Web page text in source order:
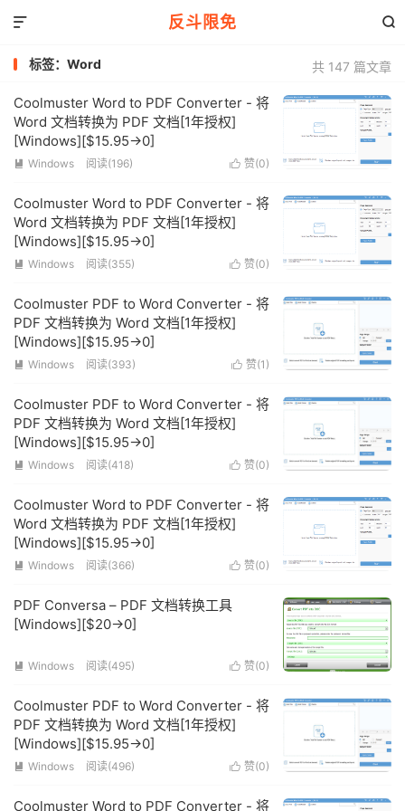
反斗限免 

共 147 篇文章
标签：Word
Coolmuster Word to PDF Converter - 将
Word 文档转换为 PDF 文档[1年授权]
[Windows][$15.95→0]
 赞(0)
 Windows 阅读(196)
Coolmuster Word to PDF Converter - 将
Word 文档转换为 PDF 文档[1年授权]
[Windows][$15.95→0]
 赞(0)
 Windows 阅读(355)
Coolmuster PDF to Word Converter - 将
PDF 文档转换为 Word 文档[1年授权]
[Windows][$15.95→0]
 赞(1 )
 Windows 阅读(393)
Coolmuster PDF to Word Converter - 将
PDF 文档转换为 Word 文档[1年授权]
[Windows][$15.95→0]
 赞(0)
 Windows 阅读(418)
Coolmuster Word to PDF Converter - 将
Word 文档转换为 PDF 文档[1年授权]
[Windows][$15.95→0]
 赞(0)
 Windows 阅读(366)
PDF Conversa – PDF 文档转换工具
[Windows][$20→0]
 赞(0)
 Windows 阅读(495)
Coolmuster PDF to Word Converter - 将
PDF 文档转换为 Word 文档[1年授权]
[Windows][$15.95→0]
 赞(0)
 Windows 阅读(496)
Coolmuster Word to PDF Converter - 将